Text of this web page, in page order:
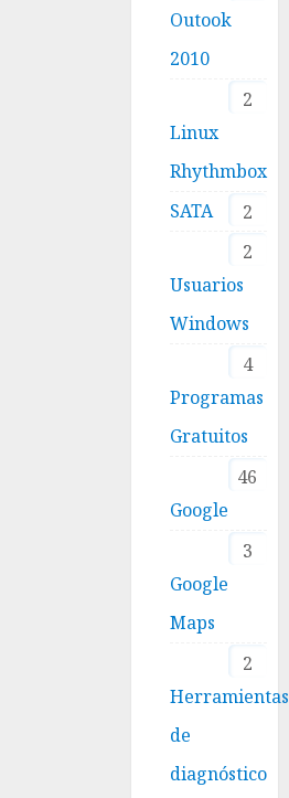
Outook
2010
2
Linux
Rhythmbox
2
SATA
2
Usuarios
Windows
4
Programas
Gratuitos
46
Google
3
Google
Maps
2
Herramientas
de
diagnóstico